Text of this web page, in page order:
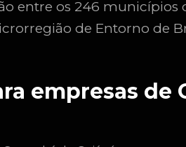
entre os 246 municípios
de Entorno de
empresas de